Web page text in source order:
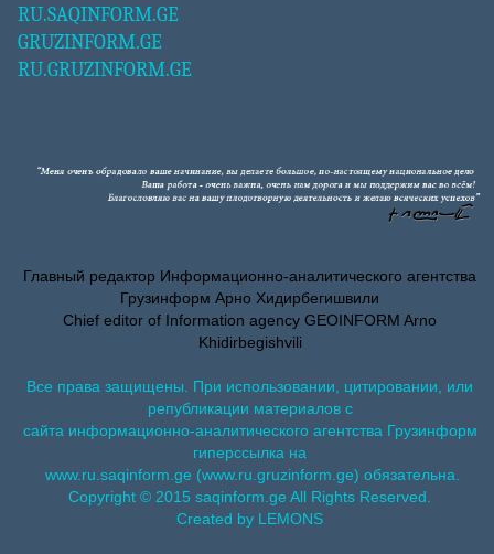
RU.SAQINFORM.GE
GRUZINFORM.GE
RU.GRUZINFORM.GE
Главный редактор Информационно-аналитического агентства
Грузинформ Арно Хидирбегишвили
Chief editor of Information agency GEOINFORM Arno
Khidirbegishvili
Все права защищены. При использовании, цитировании, или
републикации материалов с
сайта информационно-аналитического агентства Грузинформ
гиперссылка на
www.ru.saqinform.ge (www.ru.gruzinform.ge) обязательна.
Copyright © 2015 saqinform.ge All Rights Reserved.
Created by LEMONS